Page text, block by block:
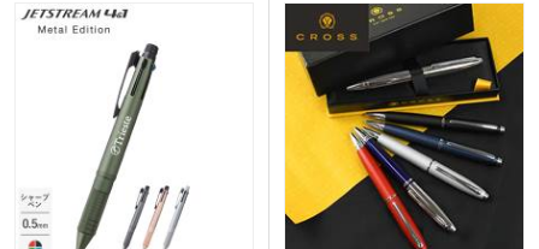
付属しているので、すぐに使用可能で
す。
キャップ部分に1色印刷か、レーザー印
刷が可能。卒業記念や周年記念などにお
ススメのノベルティです。